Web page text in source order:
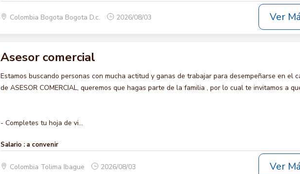
Colombia Bogota Bogota D.c. 2026/08/03 Ver
Asesor comercial
Estamos buscando personas con mucha actitud y ganas de trabajar para desempeñarse en el
de ASESOR COMERCIAL, queremos que hagas parte de la familia , por lo cual te invitamos a
- Completes tu hoja de vi...
Salario : a convenir
Colombia Tolima Ibague 2026/08/03 Ver